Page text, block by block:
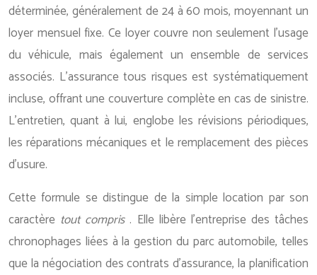
déterminée, généralement de 24 à 60 mois, moyennant un
loyer mensuel fixe. Ce loyer couvre non seulement l’usage
du véhicule, mais également un ensemble de services
associés. L’assurance tous risques est systématiquement
incluse, offrant une couverture complète en cas de sinistre.
L’entretien, quant à lui, englobe les révisions périodiques,
les réparations mécaniques et le remplacement des pièces
d’usure.
Cette formule se distingue de la simple location par son
caractère tout compris . Elle libère l’entreprise des tâches
chronophages liées à la gestion du parc automobile, telles
que la négociation des contrats d’assurance, la planification